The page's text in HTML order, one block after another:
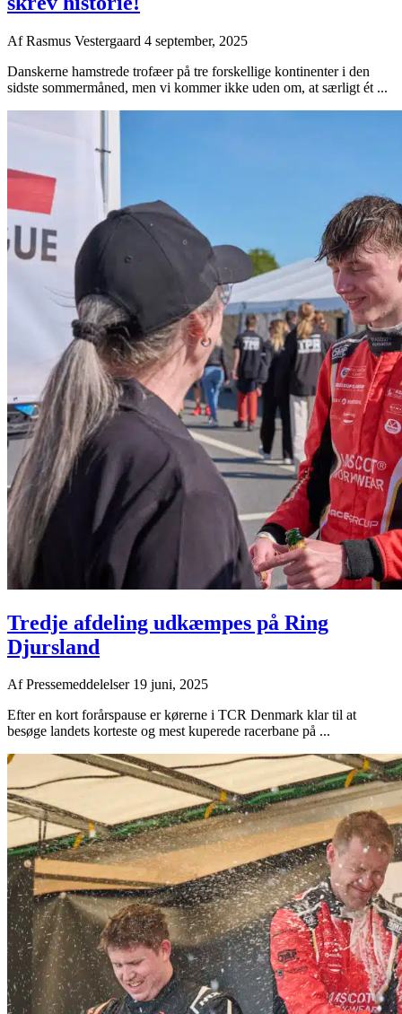
AfRasmus Vestergaard 4 september, 2025
Danskerne hamstrede trofæer på tre forskellige kontinenter i den
sidste sommermåned, men vi kommer ikke uden om, at særligt ét ...
Tredje afdeling udkæmpes på Ring
Djursland
AfPressemeddelelser 19 juni, 2025
Efter en kort forårspause er kørerne i TCR Denmark klar til at
besøge landets korteste og mest kuperede racerbane på ...